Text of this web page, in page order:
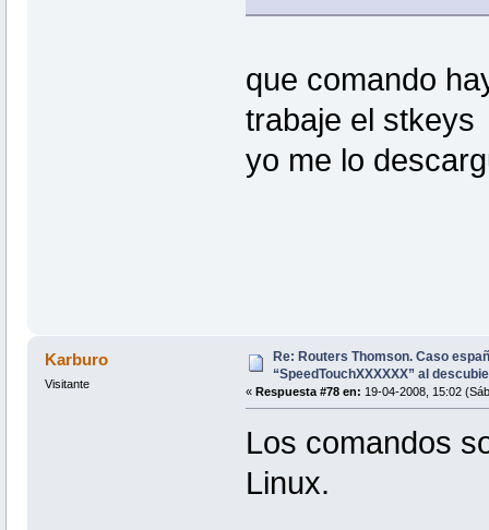
que comando
trabaje el stkeys
yo me lo
Karburo
Visitante
Re: Routers Thomson. Caso
“SpeedTouchXXXXXX” al
« Respuesta #78 en: 19-04-2008, 15:02
Los comandos
Linux.